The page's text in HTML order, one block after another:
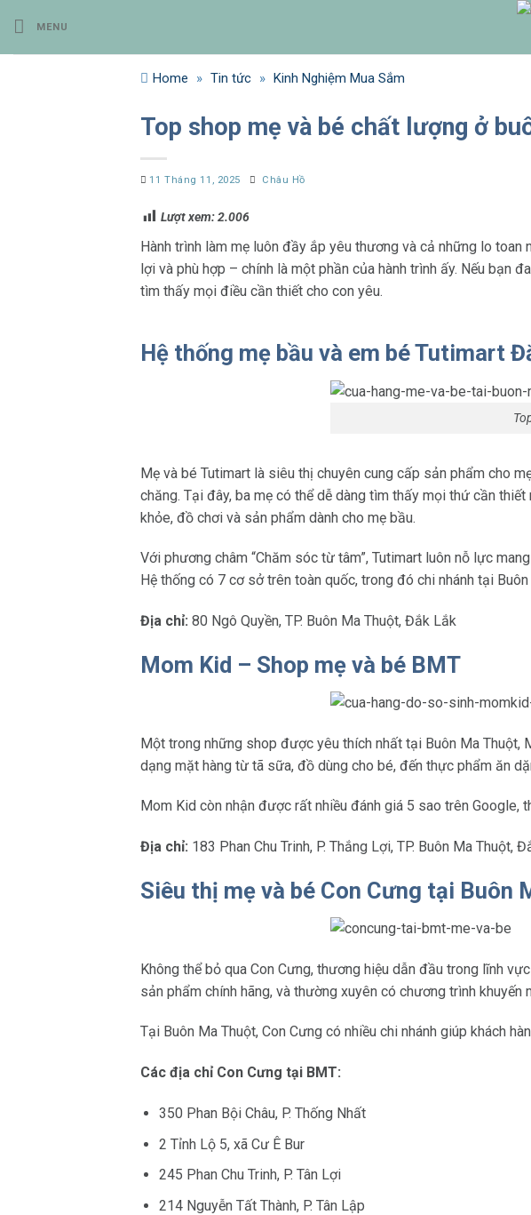
qua
nội
MENU
Home » Tin tức » Kinh Nghiệm Mua Sắm
Top shop mẹ và bé chất lượng ở
11 Tháng 11, 2025 Châu Hồ
Lượt xem:2.006
Hành trình làm mẹ luôn đầy ắp yêu thương và cả những lo
lợi và phù hợp – chính là một phần của hành trình ấy. Nếu bạn
tìm thấy mọi điều cần thiết cho con yêu.
Hệ thống mẹ bầu và em bé Tutimart
Mẹ và bé Tutimart là siêu thị chuyên cung cấp sản phẩm cho
chăng. Tại đây, ba mẹ có thể dễ dàng tìm thấy mọi thứ cần
khỏe, đồ chơi và sản phẩm dành cho mẹ bầu.
Với phương châm “Chăm sóc từ tâm”, Tutimart luôn nỗ lực
Hệ thống có 7 cơ sở trên toàn quốc, trong đó chi nhánh tại
Địa chỉ: 80 Ngô Quyền, TP. Buôn Ma Thuột, Đắk Lắk
Mom Kid – Shop mẹ và bé BMT
Một trong những shop được yêu thích nhất tại Buôn Ma
dạng mặt hàng từ tã sữa, đồ dùng cho bé, đến thực phẩm ăn
Mom Kid còn nhận được rất nhiều đánh giá 5 sao trên
Địa chỉ: 183 Phan Chu Trinh, P. Thắng Lợi, TP. Buôn Ma Thuột,
Siêu thị mẹ và bé Con Cưng tại Buôn
Không thể bỏ qua Con Cưng, thương hiệu dẫn đầu trong lĩnh
sản phẩm chính hãng, và thường xuyên có chương trình khuyến
Tại Buôn Ma Thuột, Con Cưng có nhiều chi nhánh giúp khách
Các địa chỉ Con Cưng tại BMT:
350 Phan Bội Châu, P. Thống Nhất
2 Tỉnh Lộ 5, xã Cư Ê Bur
245 Phan Chu Trinh, P. Tân Lợi
214 Nguyễn Tất Thành, P. Tân Lập